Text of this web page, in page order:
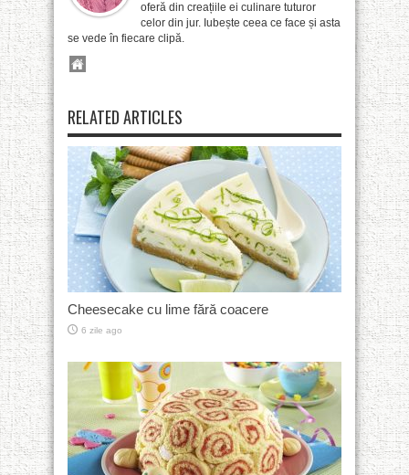
oferă din creațiile ei culinare tuturor
celor din jur. Iubește ceea ce face și asta
se vede în fiecare clipă.
RELATED ARTICLES
Cheesecake cu lime fără coacere
6 zile ago